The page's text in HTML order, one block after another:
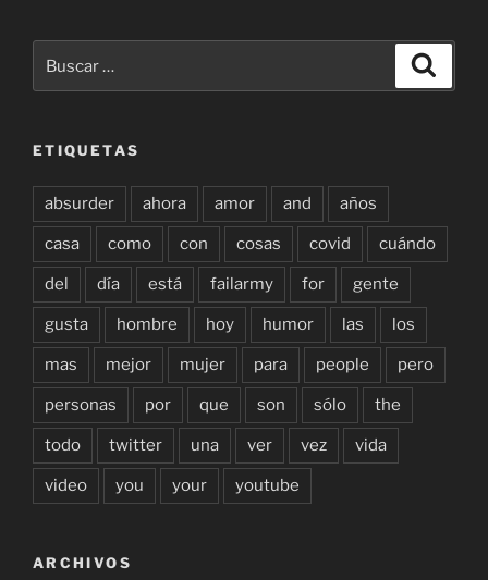
por:
ETIQUETAS
absurder ahora amor and años
casa como con cosas covid cuándo
del día está failarmy for gente
gusta hombre hoy humor las los
mas mejor mujer para people pero
personas por que son sólo the
todo twitter una ver vez vida
video you your youtube
ARCHIVOS